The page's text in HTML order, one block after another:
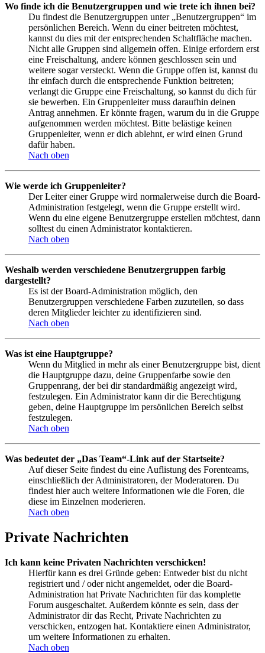
Wo finde ich die Benutzergruppen und wie trete ich ihnen bei?
Du findest die Benutzergruppen unter „Benutzergruppen“ im
persönlichen Bereich. Wenn du einer beitreten möchtest,
kannst du dies mit der entsprechenden Schaltfläche machen.
Nicht alle Gruppen sind allgemein offen. Einige erfordern erst
eine Freischaltung, andere können geschlossen sein und
weitere sogar versteckt. Wenn die Gruppe offen ist, kannst du
ihr einfach durch die entsprechende Funktion beitreten;
verlangt die Gruppe eine Freischaltung, so kannst du dich für
sie bewerben. Ein Gruppenleiter muss daraufhin deinen
Antrag annehmen. Er könnte fragen, warum du in die Gruppe
aufgenommen werden möchtest. Bitte belästige keinen
Gruppenleiter, wenn er dich ablehnt, er wird einen Grund
dafür haben.
Nach oben
Wie werde ich Gruppenleiter?
Der Leiter einer Gruppe wird normalerweise durch die Board-
Administration festgelegt, wenn die Gruppe erstellt wird.
Wenn du eine eigene Benutzergruppe erstellen möchtest, dann
solltest du einen Administrator kontaktieren.
Nach oben
Weshalb werden verschiedene Benutzergruppen farbig
dargestellt?
Es ist der Board-Administration möglich, den
Benutzergruppen verschiedene Farben zuzuteilen, so dass
deren Mitglieder leichter zu identifizieren sind.
Nach oben
Was ist eine Hauptgruppe?
Wenn du Mitglied in mehr als einer Benutzergruppe bist, dient
die Hauptgruppe dazu, deine Gruppenfarbe sowie den
Gruppenrang, der bei dir standardmäßig angezeigt wird,
festzulegen. Ein Administrator kann dir die Berechtigung
geben, deine Hauptgruppe im persönlichen Bereich selbst
festzulegen.
Nach oben
Was bedeutet der „Das Team“-Link auf der Startseite?
Auf dieser Seite findest du eine Auflistung des Forenteams,
einschließlich der Administratoren, der Moderatoren. Du
findest hier auch weitere Informationen wie die Foren, die
diese im Einzelnen moderieren.
Nach oben
Private Nachrichten
Ich kann keine Privaten Nachrichten verschicken!
Hierfür kann es drei Gründe geben: Entweder bist du nicht
registriert und / oder nicht angemeldet, oder die Board-
Administration hat Private Nachrichten für das komplette
Forum ausgeschaltet. Außerdem könnte es sein, dass der
Administrator dir das Recht, Private Nachrichten zu
verschicken, entzogen hat. Kontaktiere einen Administrator,
um weitere Informationen zu erhalten.
Nach oben